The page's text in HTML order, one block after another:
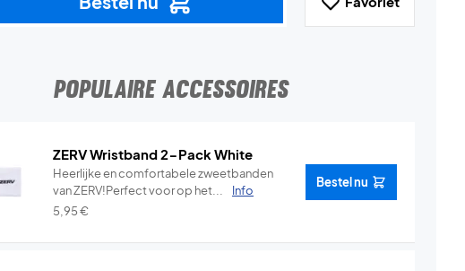
POPULAIRE ACCESSOIRES
ZERV Wristband 2-Pack White
Heerlijke en comfortabele zweetbanden
van ZERV!Perfect voor op het...
Info
5,95€
Bestel nu